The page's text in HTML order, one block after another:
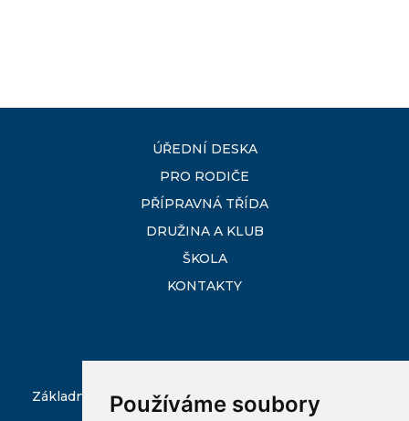
Používáme soubory
ÚŘEDNÍ DESKA
PRO RODIČE
PŘÍPRAVNÁ TŘÍDA
DRUŽINA A KLUB
ŠKOLA
KONTAKTY
Základní škola Ostrava-Slezská Ostrava, Škrobálkova